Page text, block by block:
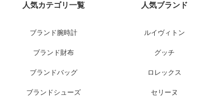
人気カテゴリ一覧
ブランド腕時計
ブランド財布
ブランドバッグ
ブランドシューズ
人気ブランド
ルイヴィトン
グッチ
ロレックス
セリーヌ